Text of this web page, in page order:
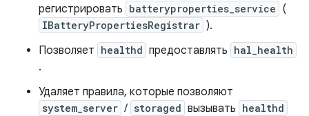
регистрировать batteryproperties_service (
IBatteryPropertiesRegistrar ).
Позволяет healthd предоставлять hal_health
.
Удаляет правила, которые позволяют
system_server / storaged вызывать healthd